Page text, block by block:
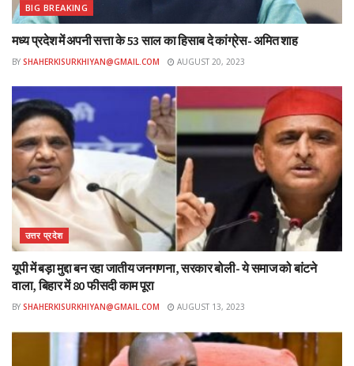
BIG BREAKING
मध्य प्रदेश में अपनी सत्ता के 53 साल का हिसाब दे कांग्रेस- अमित शाह
BY SHAHERKISURKHIYAN@GMAIL.COM AUGUST 20, 2023
उत्तर प्रदेश
यूपी में बड़ा मुद्दा बन रहा जातीय जनगणना, सरकार बोली- ये समाज को बांटने
वाला, बिहार में 80 फीसदी काम पूरा
BY SHAHERKISURKHIYAN@GMAIL.COM AUGUST 13, 2023